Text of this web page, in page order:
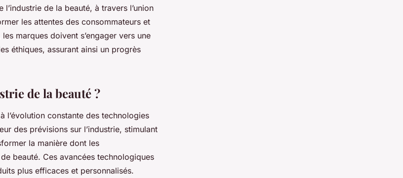
de la beauté, à travers l’union
les attentes des consommateurs et
marques doivent s’engager vers une
éthiques, assurant ainsi un progrès
de la beauté ?
l’évolution constante des technologies
des prévisions sur l’industrie, stimulant
la manière dont les
beauté. Ces avancées technologiques
plus efficaces et personnalisés.